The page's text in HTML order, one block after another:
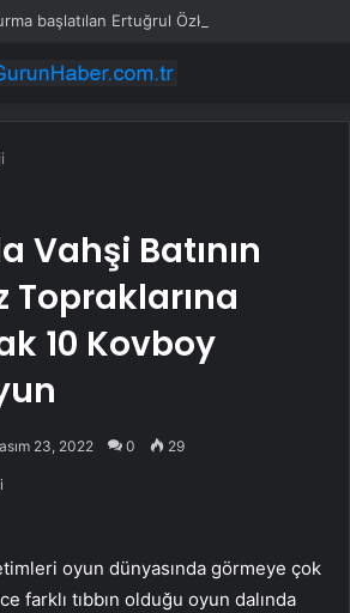
Vahşi Batının
Topraklarına
10 Kovboy
23, 2022 0 29
oyun dünyasında görmeye çok
farklı tıbbın olduğu oyun dalında